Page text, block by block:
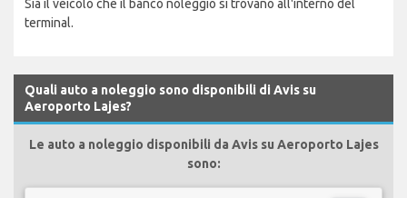
Sia il veicolo che il banco noleggio si trovano all'interno del
terminal.
Quali auto a noleggio sono disponibili di Avis su
Aeroporto Lajes?
Le auto a noleggio disponibili da Avis su Aeroporto Lajes
sono: